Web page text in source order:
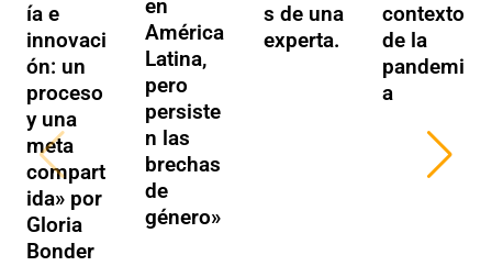
ía e
innovaci
ón: un
proceso
y una
meta
compart
ida» por
Gloria
Bonder
en
América
Latina,
pero
persiste
n las
brechas
de
género»
s de una
experta.
contexto
de la
pandemi
a